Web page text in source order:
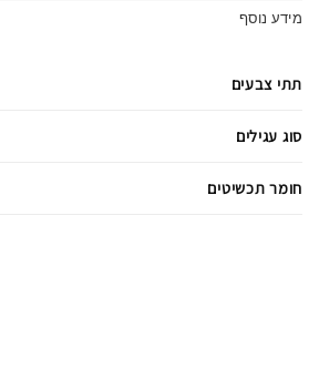
מידע נוסף
תתי צבעים
סוג עגילים
חומר תכשיטים